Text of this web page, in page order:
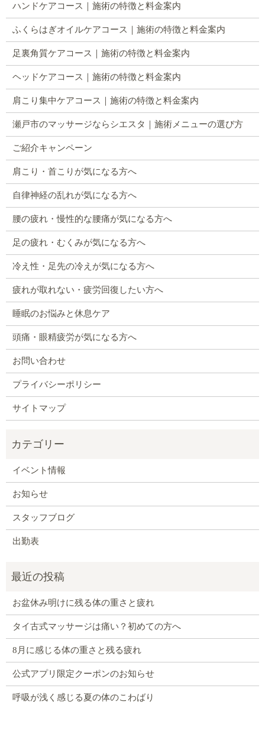
ハンドケアコース｜施術の特徴と料金案内
ふくらはぎオイルケアコース｜施術の特徴と料金案内
足裏角質ケアコース｜施術の特徴と料金案内
ヘッドケアコース｜施術の特徴と料金案内
肩こり集中ケアコース｜施術の特徴と料金案内
瀬戸市のマッサージならシエスタ｜施術メニューの選び方
ご紹介キャンペーン
肩こり・首こりが気になる方へ
自律神経の乱れが気になる方へ
腰の疲れ・慢性的な腰痛が気になる方へ
足の疲れ・むくみが気になる方へ
冷え性・足先の冷えが気になる方へ
疲れが取れない・疲労回復したい方へ
睡眠のお悩みと休息ケア
頭痛・眼精疲労が気になる方へ
お問い合わせ
プライバシーポリシー
サイトマップ
イベント情報
お知らせ
スタッフブログ
出勤表
お盆休み明けに残る体の重さと疲れ
タイ古式マッサージは痛い？初めての方へ
8月に感じる体の重さと残る疲れ
公式アプリ限定クーポンのお知らせ
呼吸が浅く感じる夏の体のこわばり